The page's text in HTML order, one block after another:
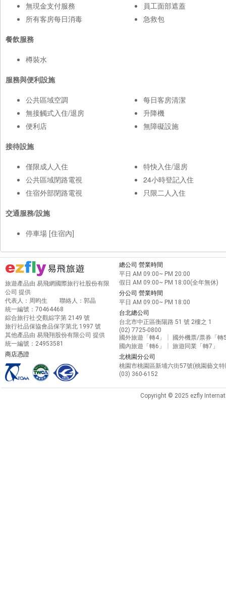
無現金支付服務
所有客房每日消毒
員工面部遮蓋
急救包
餐飲服務
樽裝水
服務與便利設施
公共區域空調
無接觸式入住/退房
便利店
每日客房清潔
升降機
無障礙設施
接待設施
僅限成人入住
公共區域閉路電視
住宿外部閉路電視
特快入住/退房
24小時登記入住
只限二人入住
交通服務/設施
停車場 [住宿內]